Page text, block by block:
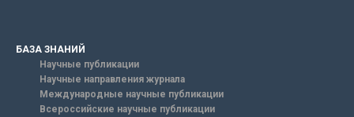
БАЗА ЗНАНИЙ
Научные публикации
Научные направления журнала
Международные научные публикации
Всероссийские научные публикации